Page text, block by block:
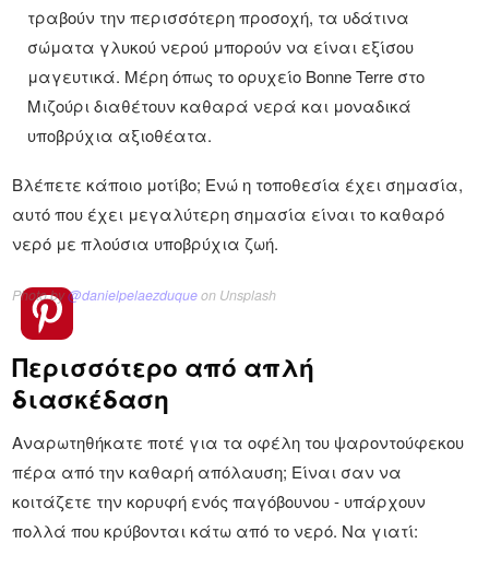
τραβούν την περισσότερη προσοχή, τα υδάτινα
σώματα γλυκού νερού μπορούν να είναι εξίσου
μαγευτικά. Μέρη όπως το ορυχείο Bonne Terre στο
Μιζούρι διαθέτουν καθαρά νερά και μοναδικά
υποβρύχια αξιοθέατα.
Βλέπετε κάποιο μοτίβο; Ενώ η τοποθεσία έχει σημασία,
αυτό που έχει μεγαλύτερη σημασία είναι το καθαρό
νερό με πλούσια υποβρύχια ζωή.
Photo by@danielpelaezduqueon Unsplash
Περισσότερο από απλή
διασκέδαση
Αναρωτηθήκατε ποτέ για τα οφέλη του ψαροντούφεκου
πέρα από την καθαρή απόλαυση; Είναι σαν να
κοιτάζετε την κορυφή ενός παγόβουνου - υπάρχουν
πολλά που κρύβονται κάτω από το νερό. Να γιατί: